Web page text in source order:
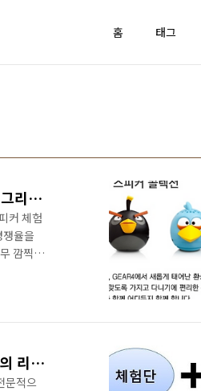
홈 태그
[앵그리버드]작다고 얕보지 마라! 크기를 넘어서는 짱짱한 음량의 앵그리버드 미니 스피커!
커 체험
율을
깜찍하
자라 해
원
체험단 모집 및 운영은 와이드커뮤니케이션즈와 상의해주세요! 최고의 리뷰로 보여드리겠습니다!
문적으